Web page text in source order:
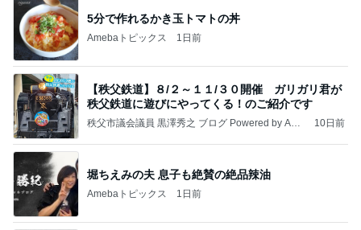
5分で作れるかき玉トマトの丼
Amebaトピックス 1日前
【秩父鉄道】８/２～１１/３０開催 ガリガリ君が
秩父鉄道に遊びにやってくる！のご紹介です
秩父市議会議員 黒澤秀之 ブログ Powered by Ame
10日前
堀ちえみの夫 息子も絶賛の絶品辣油
Amebaトピックス 1日前